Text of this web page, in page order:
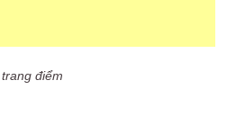
trang điểm